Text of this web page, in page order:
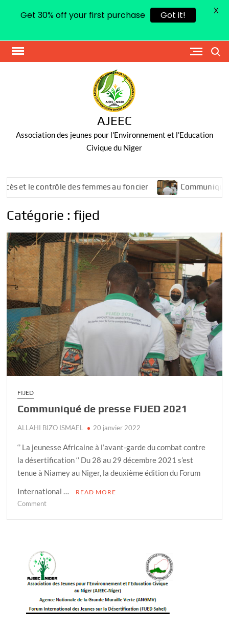
Skip
AJEEC
Association des jeunes pour l'Environnement et l'Education
Civique du Niger
le contrôle des femmes au foncier Communiqué de
Catégorie :fijed
FIJED
Communiqué de presse FIJED 2021
ALLAHI BIZO ISMAEL 20 janvier 2022
‘’ La jeunesse Africaine à l’avant-garde du combat contre
la désertification ‘’ Du 28 au 29 décembre 2021 s’est
tenue à Niamey au Niger, la deuxième édition du Forum
International …
READ MORE
Commenton
2021
Get 30% off your first purchase Got it! X